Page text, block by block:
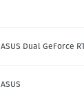
ASUS Dual GeForce
ASUS